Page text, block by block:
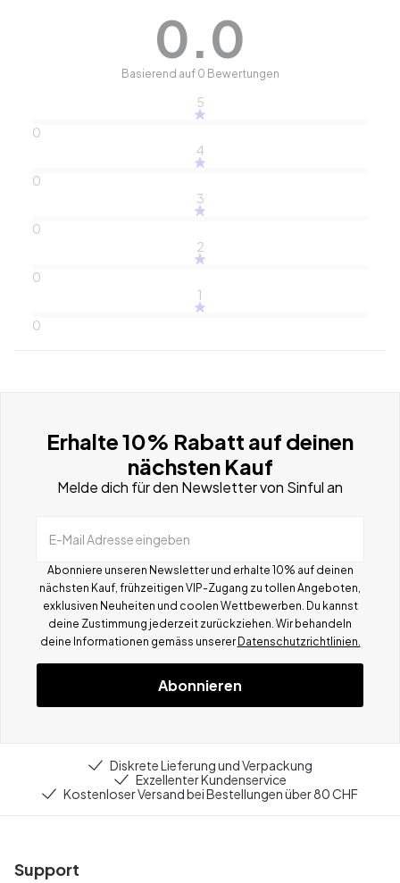
0.0
Basierend auf 0 Bewertungen
5
0
4
0
3
0
2
0
1
0
Erhalte 10% Rabatt auf deinen
nächsten Kauf
Melde dich für den Newsletter von Sinful an
E-Mail Adresse eingeben
Abonniere unseren Newsletter und erhalte 10% auf deinen
nächsten Kauf, frühzeitigen VIP-Zugang zu tollen Angeboten,
exklusiven Neuheiten und coolen Wettbewerben. Du kannst
deine Zustimmung jederzeit zurückziehen. Wir behandeln
deine Informationen gemäss unserer Datenschutzrichtlinien.
Abonnieren
Diskrete Lieferung und Verpackung
Exzellenter Kundenservice
Kostenloser Versand bei Bestellungen über 80 CHF
Support